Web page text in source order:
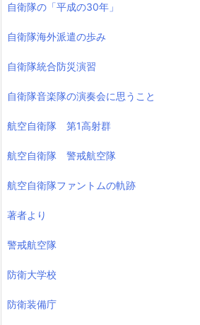
自衛隊の「平成の30年」
自衛隊海外派遣の歩み
自衛隊統合防災演習
自衛隊音楽隊の演奏会に思うこと
航空自衛隊 第1高射群
航空自衛隊 警戒航空隊
航空自衛隊ファントムの軌跡
著者より
警戒航空隊
防衛大学校
防衛装備庁